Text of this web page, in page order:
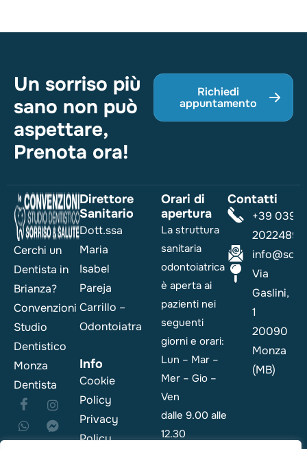
Un sorriso più
sano non può
aspettare,
Prenota ora!
Richiedi
appuntamento
Cerchi un
Dentista in
Brianza?
Convenzioni
Studio
Dentistico
Monza
Dentista
Direttore
Sanitario
Dott.ssa
Maria
Isabel
Pareja
Carrillo –
Odontoiatra
Info
Cookie
Policy
Privacy
Policy
Orari di
apertura
La struttura
sanitaria
odontoiatrica
è aperta ai
pazienti nei
seguenti
giorni e orari:
Lun – Mar –
Mer – Gio –
Ven
dalle 9.00 alle
12.30
Contatti
+39 039
2022489
Via
Gaslini,
1
20090
Monza
(MB)